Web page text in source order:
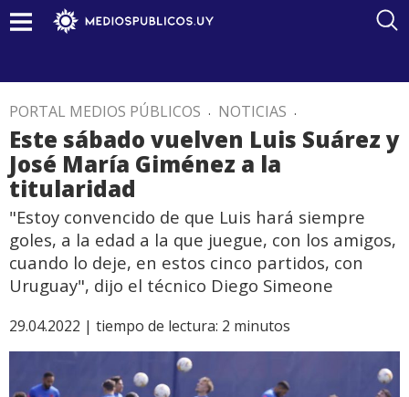
PORTAL MEDIOS PÚBLICOS . NOTICIAS .
Este sábado vuelven Luis Suárez y
José María Giménez a la
titularidad
"Estoy convencido de que Luis hará siempre
goles, a la edad a la que juegue, con los amigos,
cuando lo deje, en estos cinco partidos, con
Uruguay", dijo el técnico Diego Simeone
29.04.2022 | tiempo de lectura: 2 minutos